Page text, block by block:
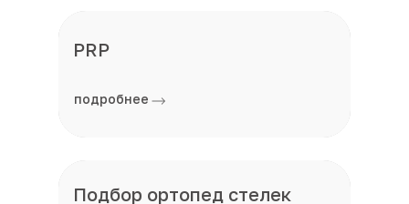
Подбор ортопед стелек
подробнее
PRP